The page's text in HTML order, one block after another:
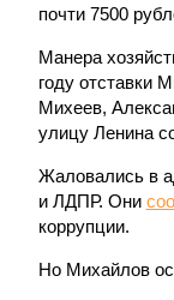
почти 7500
Манера
году отставки
Михеев,
улицу Ленина
Жаловались в
и ЛДПР. Они
коррупции.
Но Михайлов